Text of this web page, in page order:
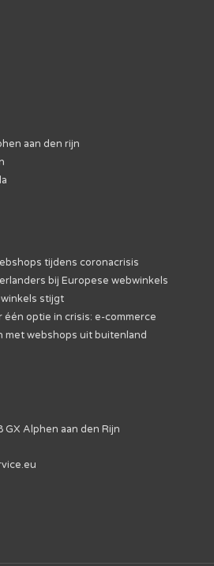
aan den rijn
tijdens coronacrisis
bij Europese webwinkels
stijgt
optie in crisis: e-commerce
webshops uit buitenland
Alphen aan den Rijn